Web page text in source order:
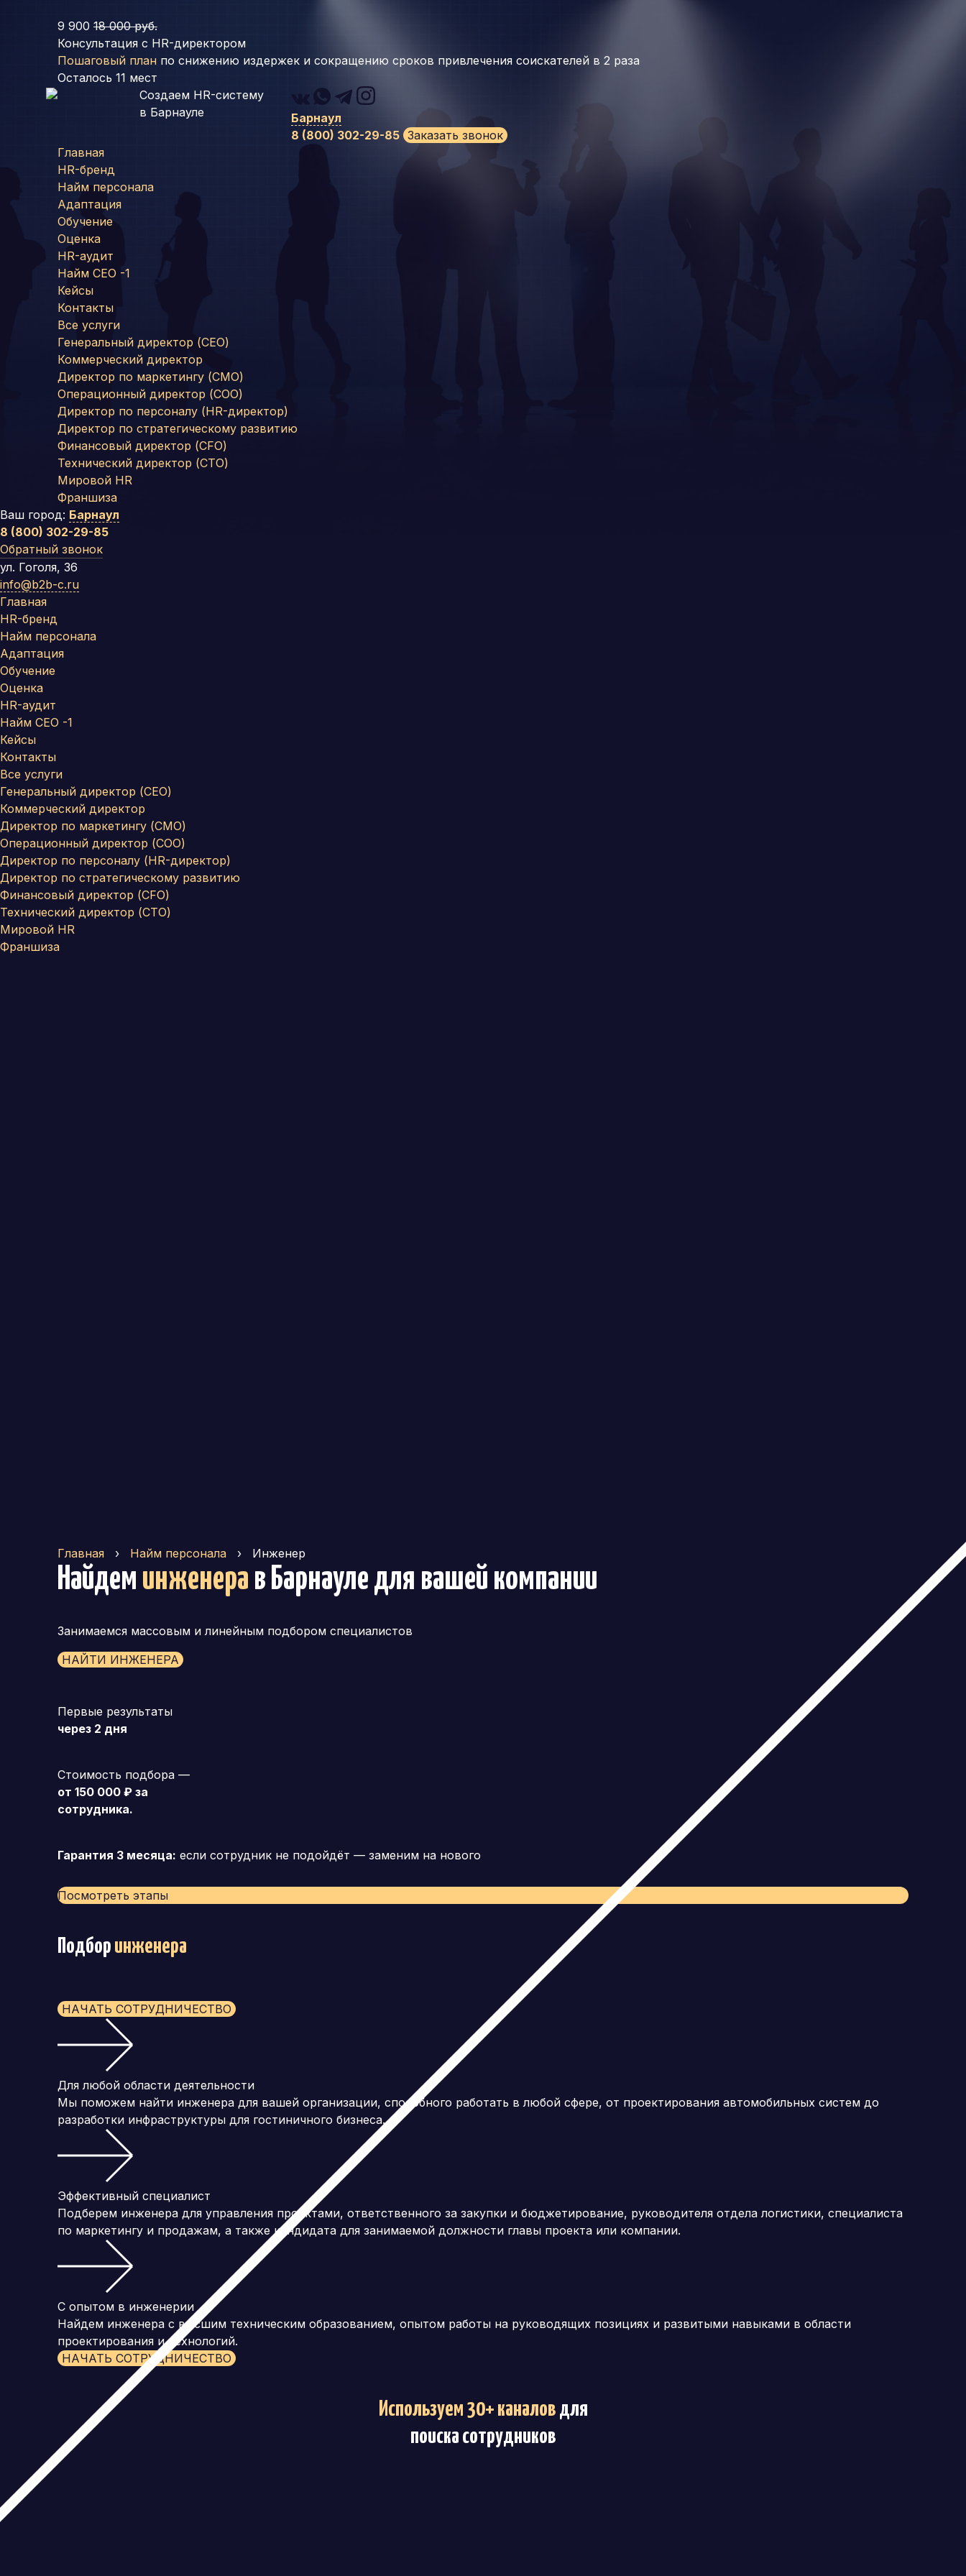
9 900 18 000 руб.
Консультация с HR-директором
Пошаговый план по снижению издержек и сокращению сроков привлечения соискателей в 2 раза
Осталось 11 мест
Создаем HR-систему
в Барнауле
Барнаул
8 (800) 302-29-85 Заказать звонок
Главная
HR-бренд
Найм персонала
Адаптация
Обучение
Оценка
HR-аудит
Найм СЕО -1
Кейсы
Контакты
Все услуги
Генеральный директор (CEO)
Коммерческий директор
Директор по маркетингу (CMO)
Операционный директор (COO)
Директор по персоналу (HR-директор)
Директор по стратегическому развитию
Финансовый директор (CFO)
Технический директор (CTO)
Мировой HR
Франшиза
Ваш город: Барнаул
8 (800) 302-29-85
Обратный звонок
ул. Гоголя, 36
info@b2b-c.ru
Главная
HR-бренд
Найм персонала
Адаптация
Обучение
Оценка
HR-аудит
Найм СЕО -1
Кейсы
Контакты
Все услуги
Генеральный директор (CEO)
Коммерческий директор
Директор по маркетингу (CMO)
Операционный директор (COO)
Директор по персоналу (HR-директор)
Директор по стратегическому развитию
Финансовый директор (CFO)
Технический директор (CTO)
Мировой HR
Франшиза
Главная › Найм персонала › Инженер
Найдем инженера в Барнауле для вашей компании
Занимаемся массовым и линейным подбором специалистов
НАЙТИ ИНЖЕНЕРА
Первые результаты
через 2 дня
Стоимость подбора —
от 150 000 ₽ за
сотрудника.
Гарантия 3 месяца: если сотрудник не подойдёт — заменим на нового
Посмотреть этапы
Подбор инженера
НАЧАТЬ СОТРУДНИЧЕСТВО
Для любой области деятельности
Мы поможем найти инженера для вашей организации, способного работать в любой сфере, от проектирования автомобильных систем до
разработки инфраструктуры для гостиничного бизнеса.
Эффективный специалист
Подберем инженера для управления проектами, ответственного за закупки и бюджетирование, руководителя отдела логистики, специалиста
по маркетингу и продажам, а также кандидата для занимаемой должности главы проекта или компании.
С опытом в инженерии
Найдем инженера с высшим техническим образованием, опытом работы на руководящих позициях и развитыми навыками в области
проектирования и технологий.
НАЧАТЬ СОТРУДНИЧЕСТВО
Используем 30+ каналов для
поиска сотрудников